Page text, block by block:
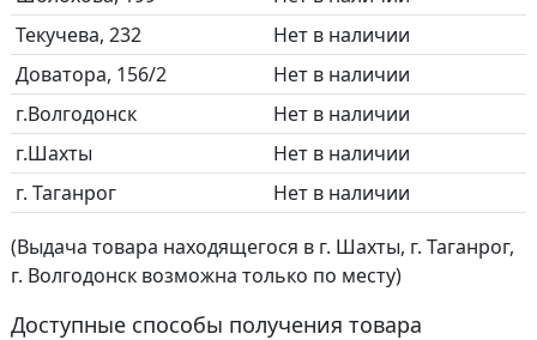
Текучева, 232
Нет в наличии
Доватора, 156/2
Нет в наличии
г.Волгодонск
Нет в наличии
г.Шахты
Нет в наличии
г. Таганрог
Нет в наличии
(Выдача товара находящегося в г. Шахты, г. Таганрог,
г. Волгодонск возможна только по месту)
Доступные способы получения товара